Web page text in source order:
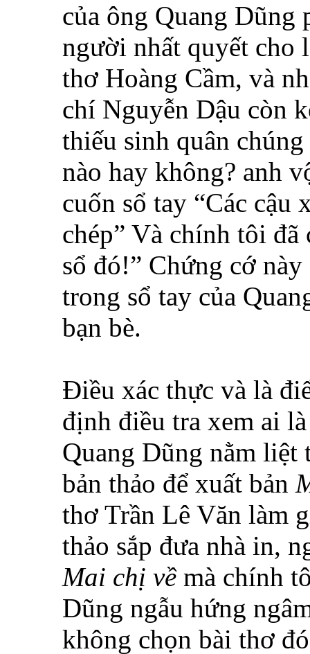
của ông Quang Dũng
người nhất quyết cho
thơ Hoàng Cầm, và
chí Nguyễn Dậu còn
thiếu sinh quân
nào hay không? anh
cuốn sổ tay “Các cậu
chép” Và chính tôi
sổ đó!” Chứng cớ
trong sổ tay của
bạn bè.
Điều xác thực và là
định điều tra xem ai
Quang Dũng nằm liệt
bản thảo để xuất bản
thơ Trần Lê Văn làm
thảo sắp đưa nhà in,
Mai chị vềmà chính
Dũng ngẫu hứng
không chọn bài thơ